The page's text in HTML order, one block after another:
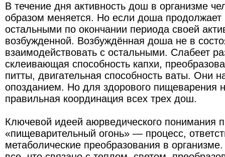
В течение дня активность дош в организме
образом меняется. Но если доша продолжает
остальными по окончании периода своей
возбужденной. Возбуждённая доша не в
взаимодействовать с остальными. Слабеет
склеивающая способность капхи,
питты, двигательная способность ваты. Они
опозданием. Но для здорового пищеварения
правильная координация всех трех дош.
Ключевой идеей аюрведического понимания
«пищеварительный огонь» — процесс,
метаболические преобразования в